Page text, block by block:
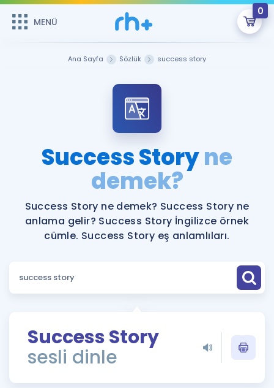
MENÜ
0
Şifremi Hatırlamıyorum
Sepetin Şu An Boş.
Remzi Hoca ile seni sınava hazırlayacak onlarca eğitim seni
bekliyor!
MENÜ
Katılımcı Görüşleri
Faydalı Araçlar
Ücretsiz Kaynaklar
Puan Hesaplama
ÖSYM Sınav Takvimi
Kampanyalar
İngilizce Gramer
Ana Sayfa Sözlük success story
Success Storyne
demek?
Success Story ne demek? Success Story ne
anlama gelir? Success Story İngilizce örnek
cümle. Success Story eş anlamlıları.
Success Story
sesli dinle